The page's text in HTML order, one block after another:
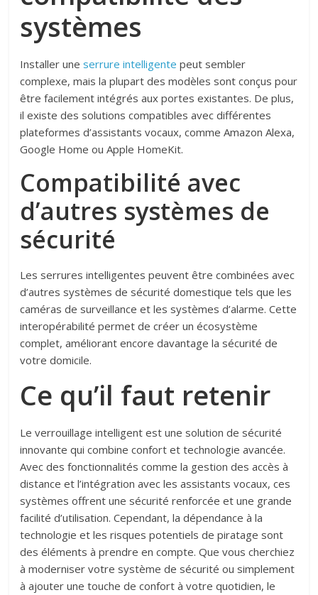
systèmes
Installer uneserrure intelligente peut sembler
complexe, mais la plupart des modèles sont conçus pour
être facilement intégrés aux portes existantes. De plus,
il existe des solutions compatibles avec différentes
plateformes d’assistants vocaux, comme Amazon Alexa,
Google Home ou Apple HomeKit.
Compatibilité avec
d’autres systèmes de
sécurité
Les serrures intelligentes peuvent être combinées avec
d’autres systèmes de sécurité domestique tels que les
caméras de surveillance et les systèmes d’alarme. Cette
interopérabilité permet de créer un écosystème
complet, améliorant encore davantage la sécurité de
votre domicile.
Ce qu’il faut retenir
Le verrouillage intelligent est une solution de sécurité
innovante qui combine confort et technologie avancée.
Avec des fonctionnalités comme la gestion des accès à
distance et l’intégration avec les assistants vocaux, ces
systèmes offrent une sécurité renforcée et une grande
facilité d’utilisation. Cependant, la dépendance à la
technologie et les risques potentiels de piratage sont
des éléments à prendre en compte. Que vous cherchiez
à moderniser votre système de sécurité ou simplement
à ajouter une touche de confort à votre quotidien, le